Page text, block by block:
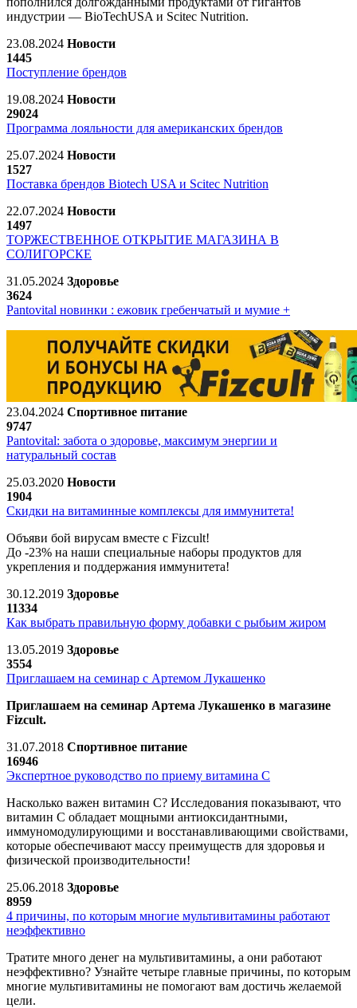
индустрии — BioTechUSA и Scitec Nutrition.
23.08.2024 Новости
1445
Поступление брендов
19.08.2024 Новости
29024
Программа лояльности для американских брендов
25.07.2024 Новости
1527
Поставка брендов Biotech USA и Scitec Nutrition
22.07.2024 Новости
1497
ТОРЖЕСТВЕННОЕ ОТКРЫТИЕ МАГАЗИНА В
СОЛИГОРСКЕ
31.05.2024 Здоровье
3624
Pantovital новинки : ежовик гребенчатый и мумие +
23.04.2024 Спортивное питание
9747
Pantovital: забота о здоровье, максимум энергии и
натуральный состав
25.03.2020 Новости
1904
Скидки на витаминные комплексы для иммунитета!
Объяви бой вирусам вместе с Fizcult!
До -23% на наши специальные наборы продуктов для
укрепления и поддержания иммунитета!
30.12.2019 Здоровье
11334
Как выбрать правильную форму добавки с рыбьим жиром
13.05.2019 Здоровье
3554
Приглашаем на семинар с Артемом Лукашенко
Приглашаем на семинар Артема Лукашенко в магазине
Fizcult.
31.07.2018 Спортивное питание
16946
Экспертное руководство по приему витамина C
Насколько важен витамин С? Исследования показывают, что
витамин С обладает мощными антиоксидантными,
иммуномодулирующими и восстанавливающими свойствами,
которые обеспечивают массу преимуществ для здоровья и
физической производительности!
25.06.2018 Здоровье
8959
4 причины, по которым многие мультивитамины работают
неэффективно
Тратите много денег на мультивитамины, а они работают
неэффективно? Узнайте четыре главные причины, по которым
многие мультивитамины не помогают вам достичь желаемой
цели.